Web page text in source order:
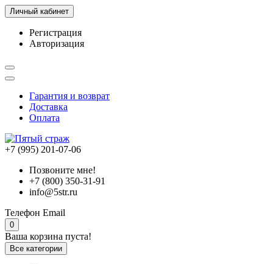
Личный кабинет
Регистрация
Авторизация
Гарантия и возврат
Доставка
Оплата
+7 (995) 201-07-06
Позвоните мне!
+7 (800) 350-31-91
info@5str.ru
Телефон Email
0
Ваша корзина пуста!
Все категории